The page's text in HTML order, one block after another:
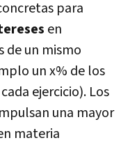
para
en
de un mismo
un x% de los
ejercicio). Los
una mayor
materia